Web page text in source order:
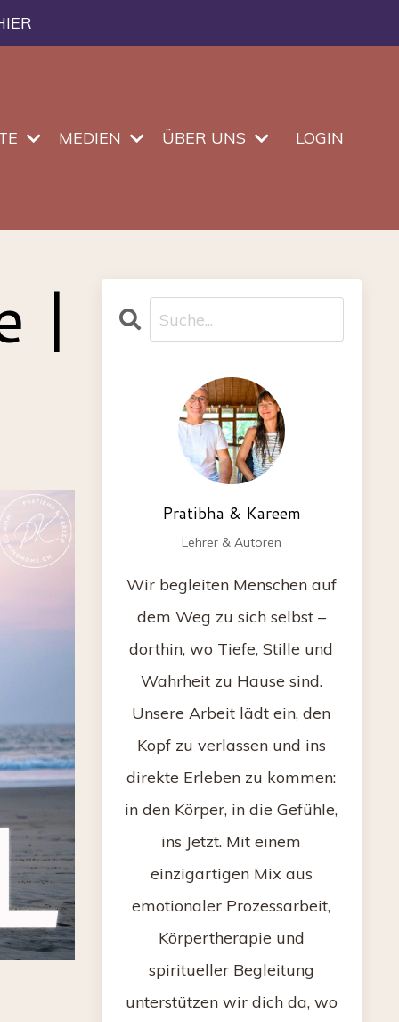
MEDIEN ÜBER UNS LOGIN
|
Pratibha & Kareem
Lehrer & Autoren
Wir begleiten Menschen auf
dem Weg zu sich selbst –
dorthin, wo Tiefe, Stille und
Wahrheit zu Hause sind.
Unsere Arbeit lädt ein, den
Kopf zu verlassen und ins
direkte Erleben zu kommen:
in den Körper, in die Gefühle,
ins Jetzt. Mit einem
einzigartigen Mix aus
emotionaler Prozessarbeit,
Körpertherapie und
spiritueller Begleitung
unterstützen wir dich da, wo